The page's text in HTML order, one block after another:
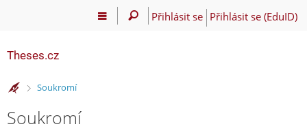
Přihlásit se Přihlásit se (EduID)
Theses.cz
>
Soukromí
Soukromí